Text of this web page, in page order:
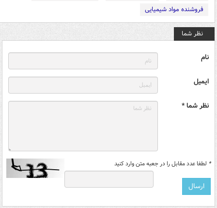
فروشنده مواد شیمیایی
نظر شما
نام
ایمیل
نظر شما *
* لطفا عدد مقابل را در جعبه متن وارد کنید